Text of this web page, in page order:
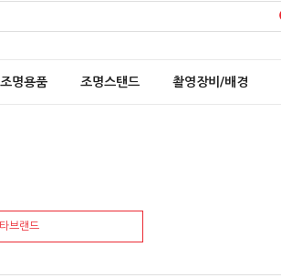
조명용품 조명스탠드 촬영장비/배경
브랜드